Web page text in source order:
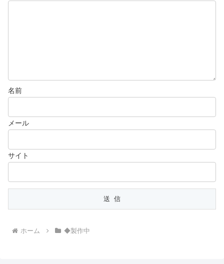
名前
メール
サイト
ホーム ◆製作中